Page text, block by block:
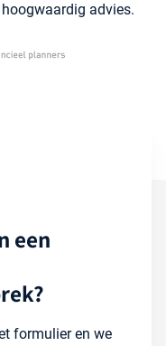
advies.
een
formulier en we